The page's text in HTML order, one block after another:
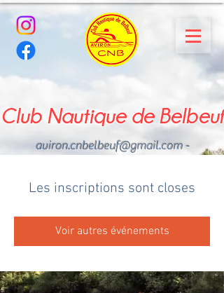
Club Nautique de Belbeuf
aviron.cnbelbeuf@gmail.com-
Les inscriptions sont closes
Voir autres événements